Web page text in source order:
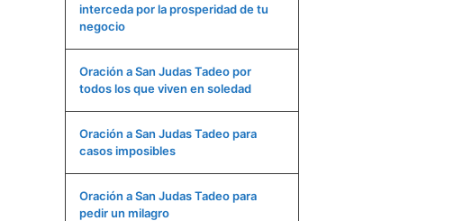
interceda por la prosperidad de tu
negocio
Oración a San Judas Tadeo por
todos los que viven en soledad
Oración a San Judas Tadeo para
casos imposibles
Oración a San Judas Tadeo para
pedir un milagro